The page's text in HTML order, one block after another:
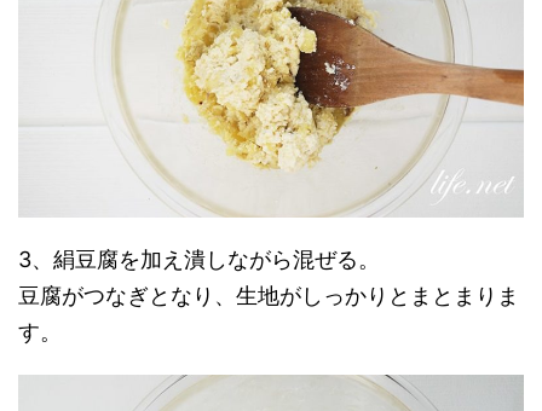
3、絹豆腐を加え潰しながら混ぜる。
豆腐がつなぎとなり、生地がしっかりとまとまりま
す。